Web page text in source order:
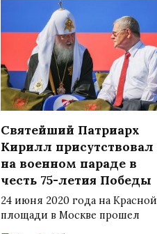
Святейший Патриарх
Кирилл присутствовал
на военном параде в
честь 75-летия Победы
24 июня 2020 года на Красной
площади в Москве прошел